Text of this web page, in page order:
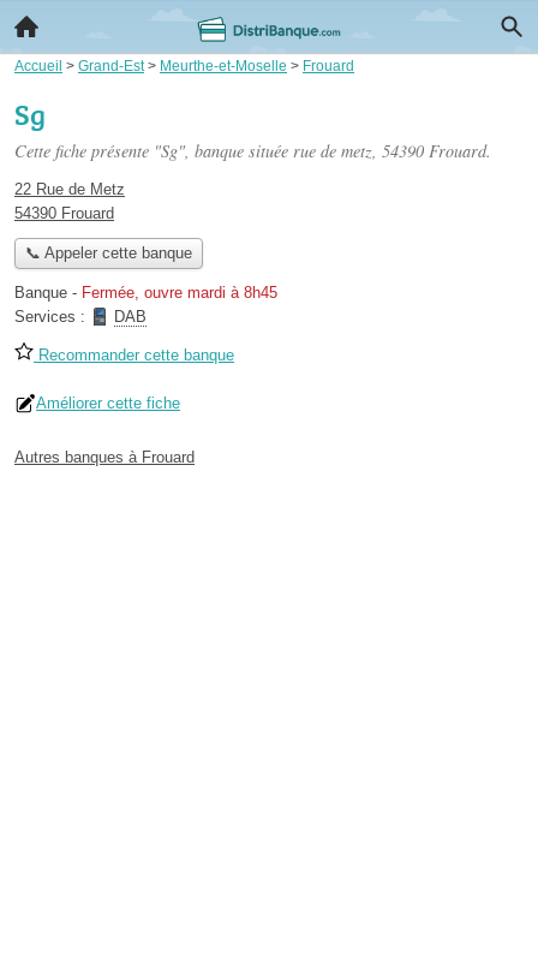
Accueil > Grand-Est> Meurthe-et-Moselle > Frouard
Sg
Cette fiche présente "Sg", banque située rue de metz, 54390 Frouard.
22 Rue de Metz
54390 Frouard
📞 Appeler cette banque
Banque - Fermée, ouvre mardi à 8h45
Services :
DAB
Recommander cette banque
Améliorer cette fiche
Autres banques à Frouard